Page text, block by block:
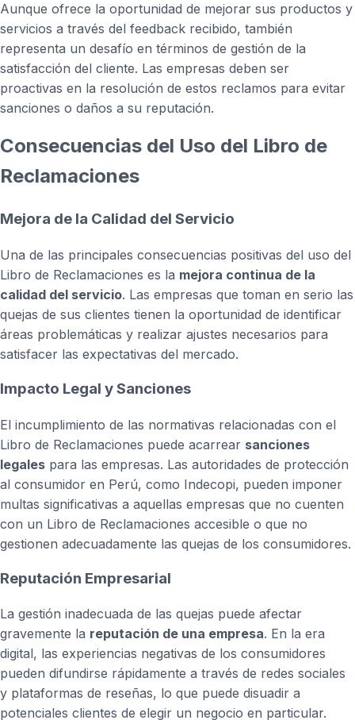
Aunque ofrece la oportunidad de mejorar sus productos y
servicios a través del feedback recibido, también
representa un desafío en términos de gestión de la
satisfacción del cliente. Las empresas deben ser
proactivas en la resolución de estos reclamos para evitar
sanciones o daños a su reputación.
Consecuencias del Uso del Libro de
Reclamaciones
Mejora de la Calidad del Servicio
Una de las principales consecuencias positivas del uso del
Libro de Reclamaciones es la mejora continua de la
calidad del servicio. Las empresas que toman en serio las
quejas de sus clientes tienen la oportunidad de identificar
áreas problemáticas y realizar ajustes necesarios para
satisfacer las expectativas del mercado.
Impacto Legal y Sanciones
El incumplimiento de las normativas relacionadas con el
Libro de Reclamaciones puede acarrear sanciones
legales para las empresas. Las autoridades de protección
al consumidor en Perú, como Indecopi, pueden imponer
multas significativas a aquellas empresas que no cuenten
con un Libro de Reclamaciones accesible o que no
gestionen adecuadamente las quejas de los consumidores.
Reputación Empresarial
La gestión inadecuada de las quejas puede afectar
gravemente la reputación de una empresa. En la era
digital, las experiencias negativas de los consumidores
pueden difundirse rápidamente a través de redes sociales
y plataformas de reseñas, lo que puede disuadir a
potenciales clientes de elegir un negocio en particular.